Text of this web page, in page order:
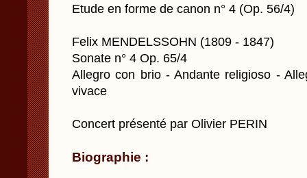
Etude en forme de canon n° 4 (Op. 56/4)
Felix MENDELSSOHN (1809 - 1847)
Sonate n° 4 Op. 65/4
Allegro con brio - Andante religioso -
vivace
Concert présenté par Olivier PERIN
Biographie :